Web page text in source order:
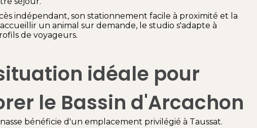
indépendant, son stationnement facile à proximité et la
un animal sur demande, le studio s'adapte à
de voyageurs.
idéale pour
le Bassin d'Arcachon
bénéficie d'un emplacement privilégié à Taussat.